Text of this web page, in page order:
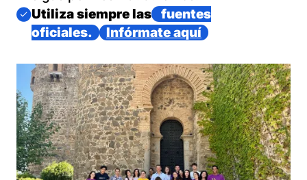
Imagen
Utiliza siempre las
fuentes
oficiales.
Infórmate aquí